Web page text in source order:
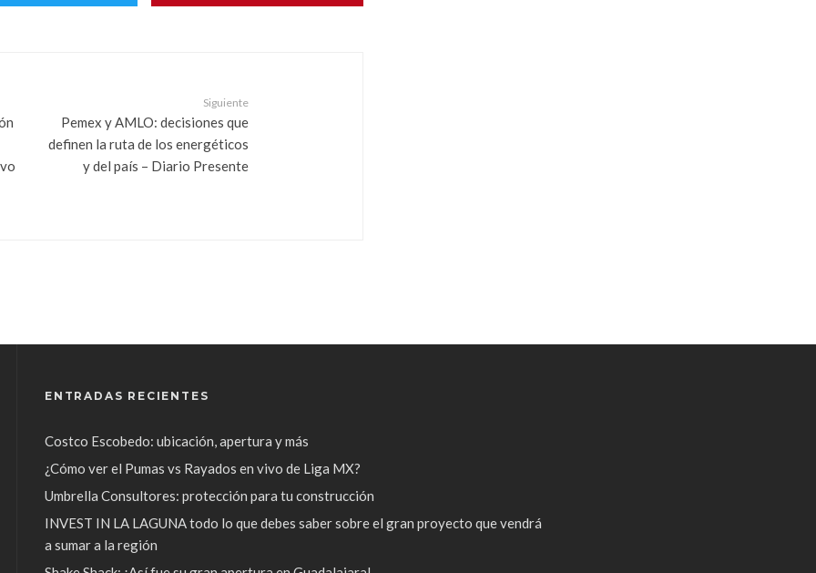
Siguiente
Pemex y AMLO: decisiones que
definen la ruta de los energéticos
y del país – Diario Presente
ENTRADAS RECIENTES
Costco Escobedo: ubicación, apertura y más
¿Cómo ver el Pumas vs Rayados en vivo de Liga MX?
Umbrella Consultores: protección para tu construcción
INVEST IN LA LAGUNA todo lo que debes saber sobre el gran proyecto que vendrá
a sumar a la región